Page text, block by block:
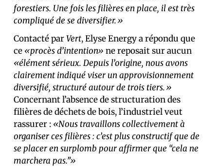
forestiers. Une fois les filières en place, il est très
compliqué de se diversifier.»
Contacté parVert, Elyse Energy a répondu que
ce «procès d’intention» ne reposait sur aucun
«élément sérieux. Depuis l’origine, nous avons
clairement indiqué viser un approvisionnement
diversifié, structuré autour de trois tiers.»
Concernant l’absence de structuration des
filières de déchets de bois, l’industriel veut
rassurer : «Nous travaillons collectivement à
organiser ces filières : c’est plus constructif que de
se placer en surplomb pour affirmer que “cela ne
marchera pas.”»